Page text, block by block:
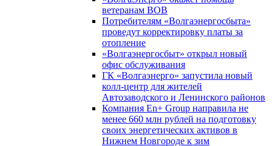
ветеранам ВОВ
Потребителям «Волгаэнергосбыта»
проведут корректировку платы за
отопление
«Волгаэнергосбыт» открыл новый
офис обслуживания
ГК «Волгаэнерго» запустила новый
колл-центр для жителей
Автозаводского и Ленинского районов
Компания En+ Group направила не
менее 660 млн рублей на подготовку
своих энергетических активов в
Нижнем Новгороде к зим